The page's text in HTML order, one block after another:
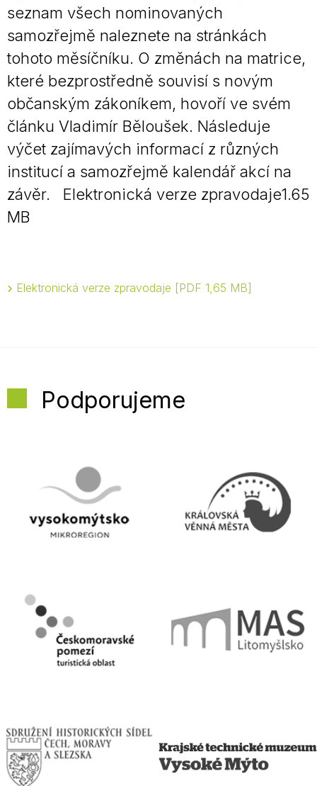
seznam všech nominovaných
samozřejmě naleznete na stránkách
tohoto měsíčníku. O změnách na matrice,
které bezprostředně souvisí s novým
občanským zákoníkem, hovoří ve svém
článku Vladimír Běloušek. Následuje
výčet zajímavých informací z různých
institucí a samozřejmě kalendář akcí na
závěr. Elektronická verze zpravodaje1.65
MB
Elektronická verze zpravodaje PDF 1,65 MB
Podporujeme